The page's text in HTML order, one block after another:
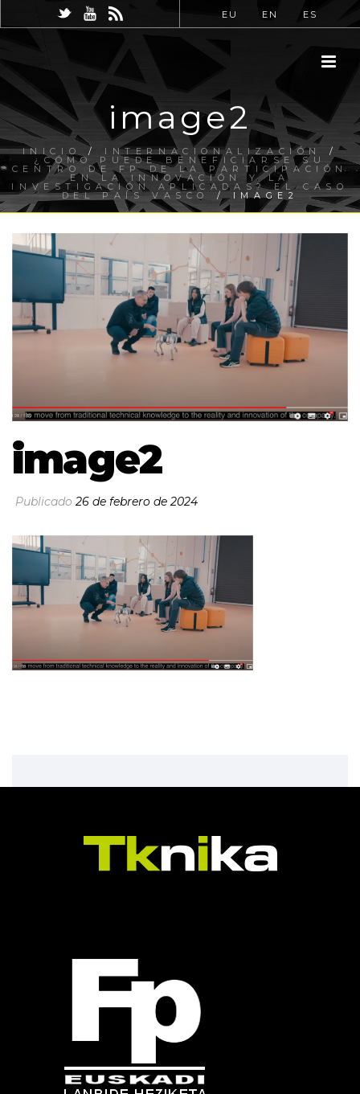
EU EN ES
image2
INICIO / INTERNACIONALIZACIÓN /
¿CÓMO PUEDE BENEFICIARSE SU
CENTRO DE FP DE LA PARTICIPACIÓN
EN LA INNOVACIÓN Y LA
INVESTIGACIÓN APLICADAS? EL CASO
DEL PAÍS VASCO / IMAGE2
image2
Publicado26 de febrero de 2024